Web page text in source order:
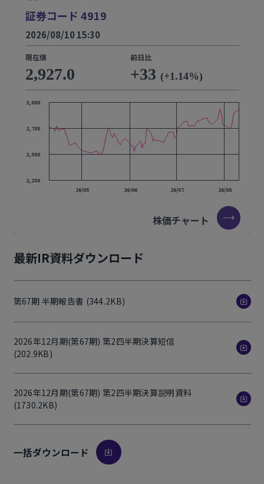
最新IR資料ダウンロード
第67期 半期報告書 (344.2KB)
2026年12月期(第67期) 第2四半期決算短信
(202.9KB)
2026年12月期(第67期) 第2四半期決算説明資料
(1730.2KB)
一括ダウンロード